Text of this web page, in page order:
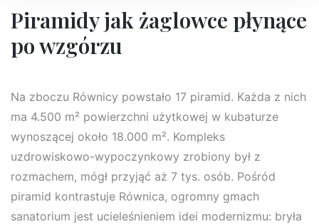
Piramidy jak żaglowce płynące
po wzgórzu
Na zboczu Równicy powstało 17 piramid. Każda z nich
ma 4.500 m² powierzchni użytkowej w kubaturze
wynoszącej około 18.000 m². Kompleks
uzdrowiskowo-wypoczynkowy zrobiony był z
rozmachem, mógł przyjąć aż 7 tys. osób. Pośród
piramid kontrastuje Równica, ogromny gmach
sanatorium jest ucieleśnieniem idei modernizmu: bryła